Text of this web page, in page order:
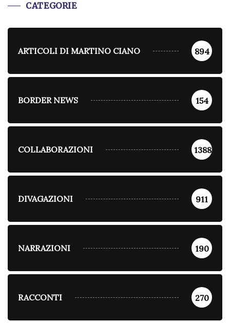
CATEGORIE
ARTICOLI DI MARTINO CIANO 894
BORDER NEWS 154
COLLABORAZIONI 1388
DIVAGAZIONI 911
NARRAZIONI 190
RACCONTI 270